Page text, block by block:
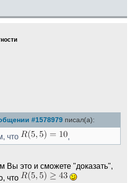
#1578979 писал(а):
что ,
Вы это и сможете "доказать",
что